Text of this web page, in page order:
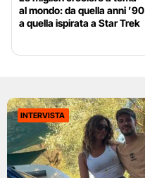
al mondo: da quella anni ’90
a quella ispirata a Star Trek
INTERVISTA